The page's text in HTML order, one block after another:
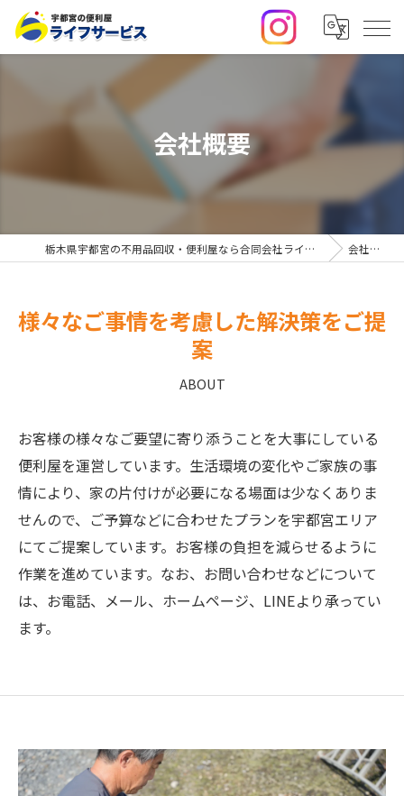
会社概要
栃木県宇都宮の不用品回収・便利屋なら合同会社ライフサービス 会社概要
様々なご事情を考慮した解決策をご提
案
ABOUT
お客様の様々なご要望に寄り添うことを大事にしている
便利屋を運営しています。生活環境の変化やご家族の事
情により、家の片付けが必要になる場面は少なくありま
せんので、ご予算などに合わせたプランを宇都宮エリア
にてご提案しています。お客様の負担を減らせるように
作業を進めています。なお、お問い合わせなどについて
は、お電話、メール、ホームページ、LINEより承ってい
ます。